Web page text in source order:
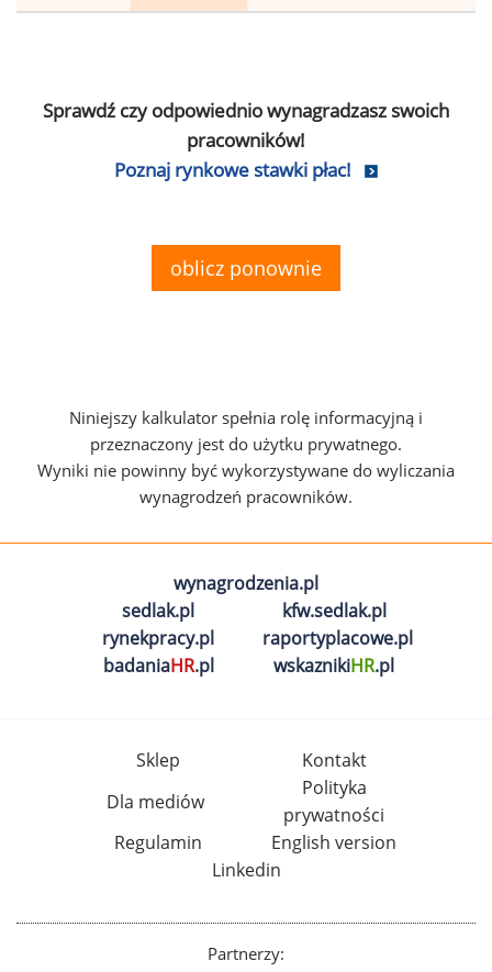
Sprawdź czy odpowiednio wynagradzasz swoich
pracowników!
Poznaj rynkowe stawki płac!
oblicz ponownie
Niniejszy kalkulator spełnia rolę informacyjną i
przeznaczony jest do użytku prywatnego.
Wyniki nie powinny być wykorzystywane do wyliczania
wynagrodzeń pracowników.
wynagrodzenia.pl
sedlak.pl
kfw.sedlak.pl
rynekpracy.pl
raportyplacowe.pl
badaniaHR.pl wskaznikiHR.pl
Sklep
Kontakt
Dla mediów
Polityka
prywatności
Regulamin
English version
Linkedin
Partnerzy: